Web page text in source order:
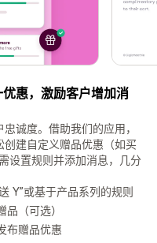
惠，激励客户增加消
诚度。借助我们的应用，
建自定义赠品优惠（如买
设置规则并添加消息，几分
Y”或基于产品系列的规则
（可选）
布赠品优惠